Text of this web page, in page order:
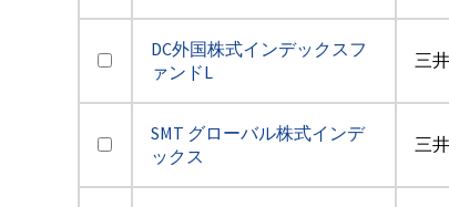
DC外国株式インデックスフ
ァンドL
三
SMT グローバル株式インデ
ックス
三